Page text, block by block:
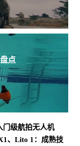
点
门级航拍无人机
、Lito 1：成熟技